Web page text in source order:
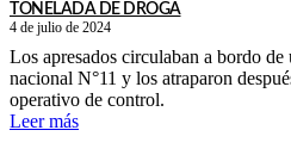
TONELADA DE DROGA
4 de julio de 2024
Los apresados circulaban a bordo
nacional N°11 y los atraparon
operativo de control.
Leer más